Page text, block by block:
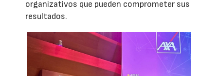
organizativos que pueden comprometer sus
resultados.